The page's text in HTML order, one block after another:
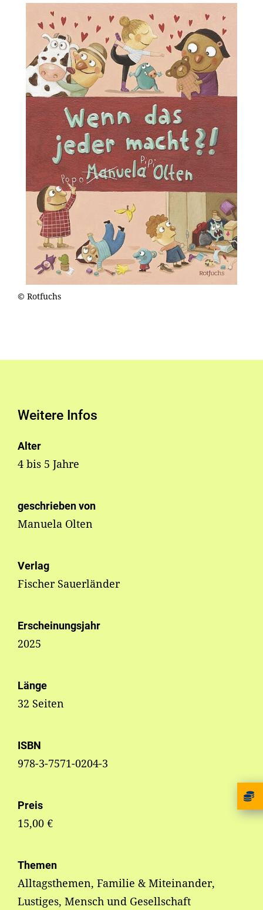
© Rotfuchs
Weitere Infos
Alter
4 bis 5 Jahre
geschrieben von
Manuela Olten
Verlag
Fischer Sauerländer
Erscheinungsjahr
2025
Länge
32 Seiten
ISBN
978-3-7571-0204-3
Preis
15,00 €
Themen
Alltagsthemen, Familie & Miteinander,
Lustiges, Mensch und Gesellschaft